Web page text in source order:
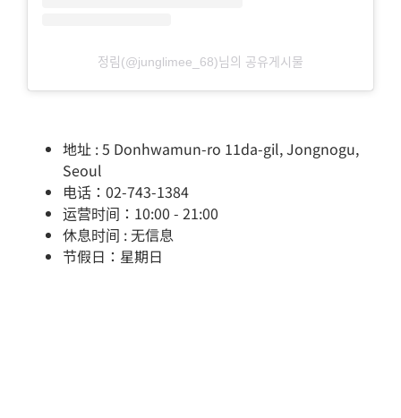
정림(@junglimee_68)님의 공유게시물
地址 : 5 Donhwamun-ro 11da-gil, Jongnogu,
Seoul
电话：02-743-1384
运营时间：10:00 - 21:00
休息时间 : 无信息
节假日：星期日